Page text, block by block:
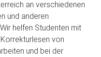
an verschiedenen
und anderen
helfen Studenten mit
von
und bei der